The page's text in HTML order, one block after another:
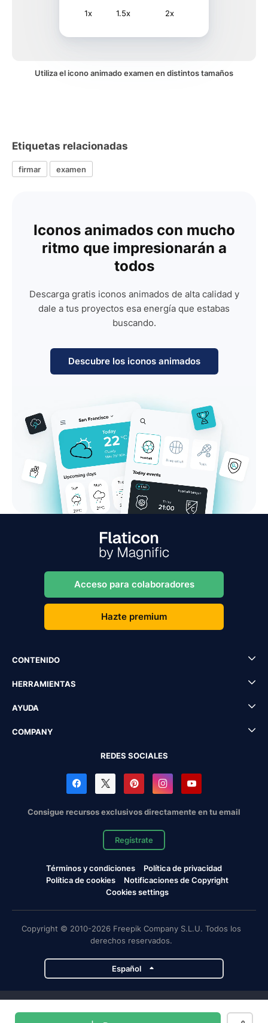
1x 1.5x 2x
Utiliza el icono animado examen en distintos tamaños
Etiquetas relacionadas
firmar examen
Iconos animados con mucho
ritmo que impresionarán a
todos
Descarga gratis iconos animados de alta calidad y
dale a tus proyectos esa energía que estabas
buscando.
Descubre los iconos animados
Acceso para colaboradores
Hazte premium
CONTENIDO
HERRAMIENTAS
AYUDA
COMPANY
REDES SOCIALES
Consigue recursos exclusivos directamente en tu email
Regístrate
Términos y condiciones
Política de privacidad
Política de cookies
Notificaciones de Copyright
Cookies settings
Copyright © 2010-2026 Freepik Company S.L.U. Todos los
derechos reservados.
Español